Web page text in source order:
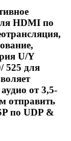
HDMI по
U/Y
525 для
от 3,5-
отправить
по UDP &